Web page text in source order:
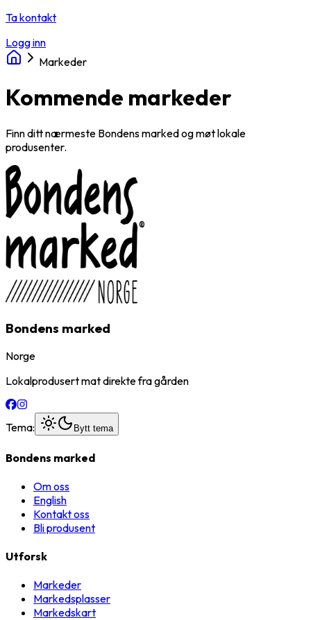
Ta kontakt
Logg inn
Markeder
Kommende markeder
Finn ditt nærmeste Bondens marked og møt lokale
produsenter.
Bondens marked
Norge
Lokalprodusert mat direkte fra gården
Tema: Bytt tema
Bondens marked
Om oss
English
Kontakt oss
Bli produsent
Utforsk
Markeder
Markedsplasser
Markedskart